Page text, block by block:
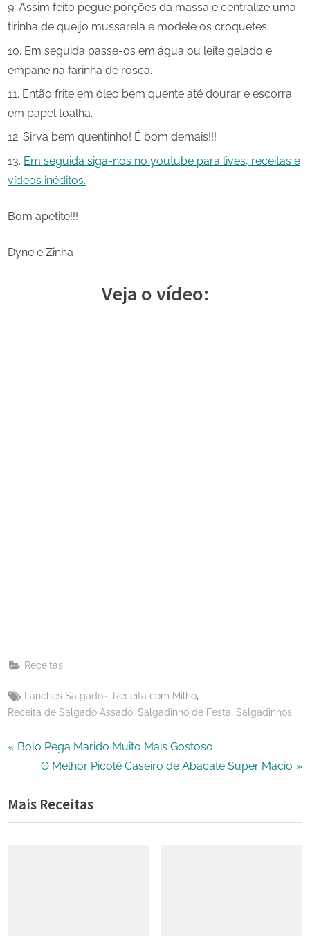
Assim feito pegue porções da massa e centralize uma
tirinha de queijo mussarela e modele os croquetes.
Em seguida passe-os em água ou leite gelado e
empane na farinha de rosca.
Então frite em óleo bem quente até dourar e escorra
em papel toalha.
Sirva bem quentinho! É bom demais!!!
Em seguida siga-nos no youtube para lives, receitas e
vídeos inéditos.
Bom apetite!!!
Dyne e Zinha
Veja o vídeo:
X
Receitas
Tags:
Lanches Salgados, Receita com Milho,
Receita de Salgado Assado, Salgadinho de Festa, Salgadinhos
Navegação
Post
P
v
i
Bolo Pega Marido Muito Mais Gostoso
N
x
t
O Melhor Picolé Caseiro de Abacate Super Macio
Mais Receitas